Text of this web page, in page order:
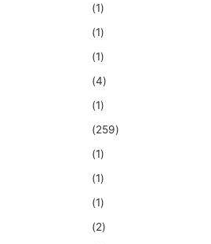
(1)
(1)
(1)
(4)
(1)
(259)
(1)
(1)
(1)
(2)